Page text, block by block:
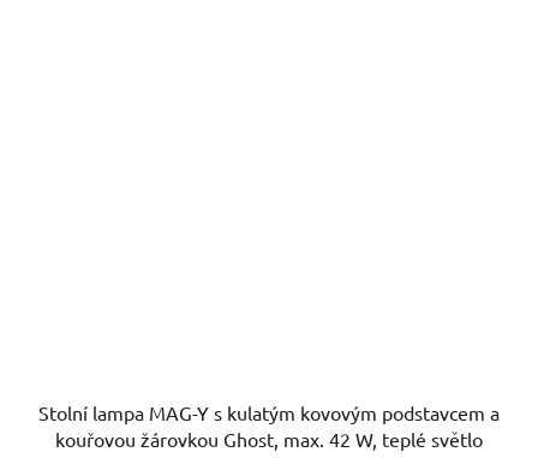
Stolní lampa MAG-Y s kulatým kovovým podstavcem a
kouřovou žárovkou Ghost, max. 42 W, teplé světlo